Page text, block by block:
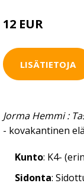
12 EUR
LISÄTIETOJA
Jorma Hemmi :
- kovakantinen
Kunto: K4-
Sidonta: